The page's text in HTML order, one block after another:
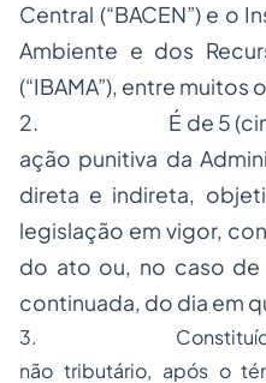
Central (“BACEN”) e o
Ambiente e dos
(“IBAMA”), entre muitos
2. É de 5
ação punitiva da
direta e indireta,
legislação em vigor,
do ato ou, no caso de
continuada, do dia em
3.
não tributário, após o